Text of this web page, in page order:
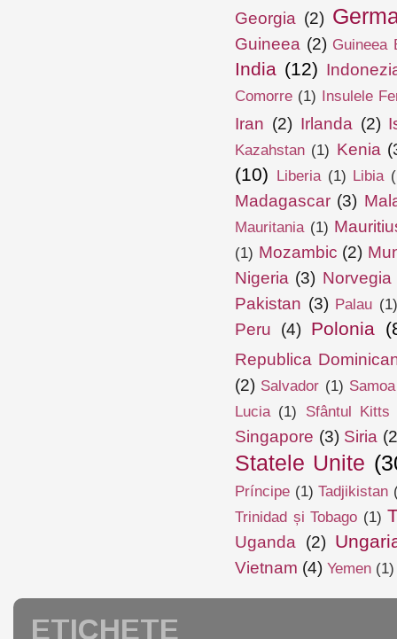
Georgia (2)
Guineea (2) Guineea
India (12)
Comorre (1) Insulele
Iran (2) Irlanda (2)
Kazahstan (1) Kenia
(10) Liberia (1) Libia
Madagascar (3)
Mauritania (1)
(1) Mozambic (2)
Nigeria (3) Norvegia
Pakistan (3) Palau (1)
Peru (4) Polonia
Republica
(2) Salvador (1) Samoa
Lucia (1) Sfântul
Singapore (3) Siria
Statele Unite
Príncipe (1) Tadjikistan
Trinidad și Tobago (1)
Uganda (2)
Vietnam (4) Yemen (1)
ETICHETE